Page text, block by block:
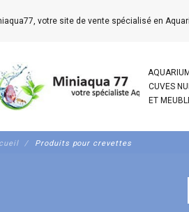
votre site de vente spécialisé en
CUVES
ET
Produits pour crevettes